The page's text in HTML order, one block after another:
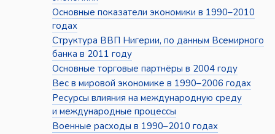
Основные показатели экономики в 1990–2010
годах
Структура ВВП Нигерии, по данным Всемирного
банка в 2011 году
Основные торговые партнёры в 2004 году
Вес в мировой экономике в 1990–2006 годах
Ресурсы влияния на международную среду
и международные процессы
Военные расходы в 1990–2010 годах